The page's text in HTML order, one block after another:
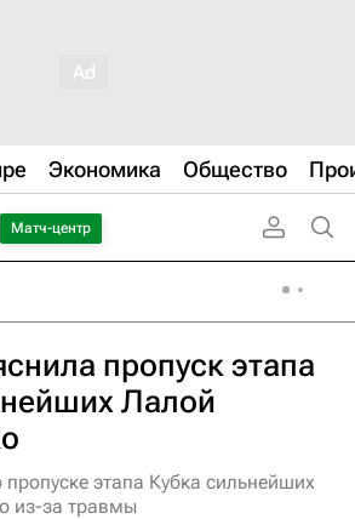
Экономика Общество
Матч-центр
пропуск этапа
Лалой
этапа Кубка сильнейших
из-за травмы